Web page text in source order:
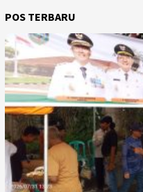
POS TERBARU